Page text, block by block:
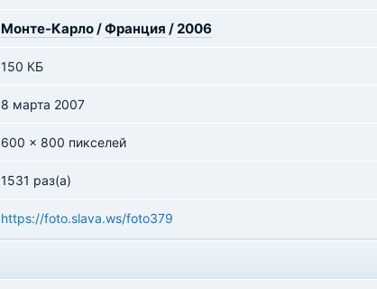
Монте-Карло/Франция /2006
150 КБ
8 марта 2007
600 x 800 пикселей
1531 раз(а)
https://foto.slava.ws/foto379